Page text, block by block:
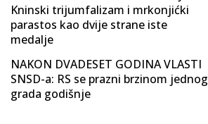
Kninski trijumfalizam i mrkonjićki
parastos kao dvije strane iste
medalje
NAKON DVADESET GODINA VLASTI
SNSD-a: RS se prazni brzinom jednog
grada godišnje